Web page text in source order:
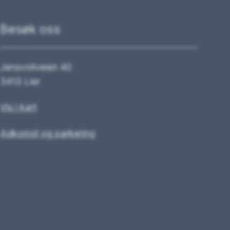
Besøk oss
Jensvollveien 40
3413 Lier
Vis i kart
Adkomst og parkering